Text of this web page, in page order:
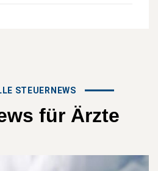
STEUERNEWS
für Ärzte